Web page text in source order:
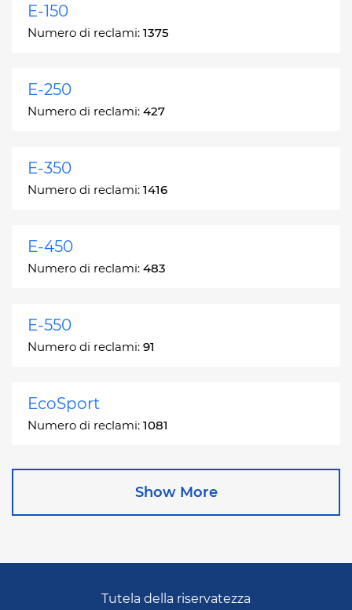
E-150
Numero di reclami: 1375
E-250
Numero di reclami: 427
E-350
Numero di reclami: 1416
E-450
Numero di reclami: 483
E-550
Numero di reclami: 91
EcoSport
Numero di reclami: 1081
Escape
Show More
Tutela della riservatezza